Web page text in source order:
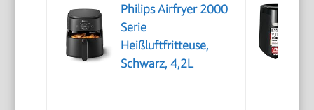
Philips Airfryer 2000
Serie
Heißluftfritteuse,
Schwarz, 4,2L